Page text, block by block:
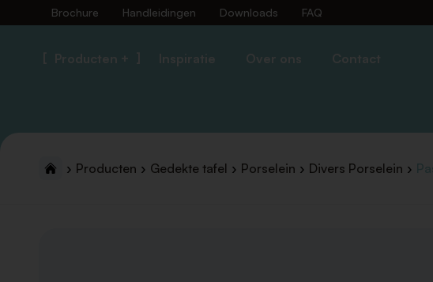
Brochure Handleidingen Downloads FAQ
Producten + Inspiratie Over ons Contact
Producten Gedekte tafel Porselein Divers Porselein